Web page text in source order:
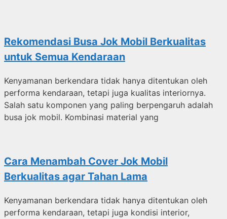
Rekomendasi Busa Jok Mobil Berkualitas
untuk Semua Kendaraan
Kenyamanan berkendara tidak hanya ditentukan oleh
performa kendaraan, tetapi juga kualitas interiornya.
Salah satu komponen yang paling berpengaruh adalah
busa jok mobil. Kombinasi material yang
Cara Menambah Cover Jok Mobil
Berkualitas agar Tahan Lama
Kenyamanan berkendara tidak hanya ditentukan oleh
performa kendaraan, tetapi juga kondisi interior,